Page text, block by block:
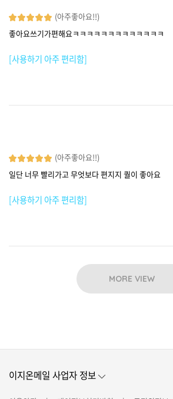
(아주좋아요!!)
좋아요쓰기가편해요ㅋㅋㅋㅋㅋㅋㅋㅋㅋㅋㅋㅋㅋ
[사용하기 아주 편리함]
(아주좋아요!!)
일단 너무 빨리가고 무엇보다 편지지 퀄이 좋아요
[사용하기 아주 편리함]
MORE VIEW
이지온메일 사업자 정보